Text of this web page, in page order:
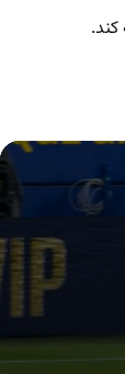
کند.